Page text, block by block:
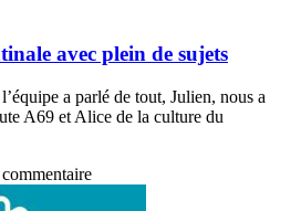
avec plein de sujets
a parlé de tout, Julien, nous a
A69 et Alice de la culture du